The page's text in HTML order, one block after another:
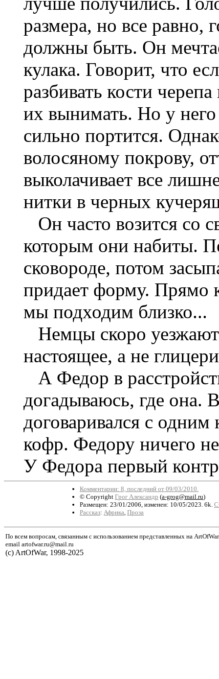
размера, но все равно,
должны быть. Он
кулака. Говорит, что
разбивать кости
их вынимать. Но у него
сильно портится.
волосяному покрову,
выколачивает все
нитки в черных
Он часто возится со
которым они набиты.
сковороде, потом
придает форму. Прямо
мы подходим близко...
Немцы скоро
настоящее, а не
А Федор в
догадываюсь, где она.
договаривался с
кофр. Федору ничего
У Федора первый
Комментарии: 8, последний от 09/03/2010.
© Copyright Грог Александр (a-grog@mail.ru)
Размещен: 23/01/2006, изменен: 10/05/2023. 6k.
Рассказ: Африка Проза
По всем вопросам, связанным с использованием представленных на
email artofwar.ru@mail.ru
(с) ArtOfWar, 1998-2025